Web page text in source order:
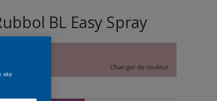
BL Easy Spray
Changer de couleur
site